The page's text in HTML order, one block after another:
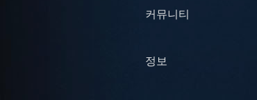
커뮤니티
정보